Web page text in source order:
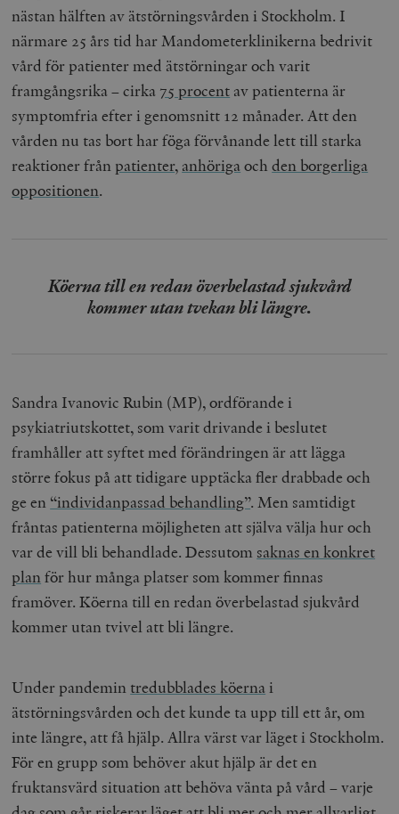
nästan hälften av ätstörningsvården i Stockholm. I
närmare 25 års tid har Mandometerklinikerna bedrivit
vård för patienter med ätstörningar och varit
framgångsrika – cirka 75 procent av patienterna är
symptomfria efter i genomsnitt 12 månader. Att den
vården nu tas bort har föga förvånande lett till starka
reaktioner från patienter, anhöriga ochden borgerliga
oppositionen.
Köerna till en redan överbelastad sjukvård
kommer utan tvekan bli längre.
Sandra Ivanovic Rubin (MP), ordförande i
psykiatriutskottet, som varit drivande i beslutet
framhåller att syftet med förändringen är att lägga
större fokus på att tidigare upptäcka fler drabbade och
ge en “individanpassad behandling”. Men samtidigt
fråntas patienterna möjligheten att själva välja hur och
var de vill bli behandlade. Dessutom saknas en konkret
plan för hur många platser som kommer finnas
framöver. Köerna till en redan överbelastad sjukvård
kommer utan tvivel att bli längre.
Under pandemin tredubblades köerna i
ätstörningsvården och det kunde ta upp till ett år, om
inte längre, att få hjälp. Allra värst var läget i Stockholm.
För en grupp som behöver akut hjälp är det en
fruktansvärd situation att behöva vänta på vård – varje